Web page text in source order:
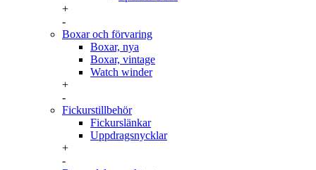
+
-
Boxar och förvaring
Boxar, nya
Boxar, vintage
Watch winder
+
-
Fickurstillbehör
Fickurslänkar
Uppdragsnycklar
+
-